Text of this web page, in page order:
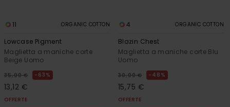
11 ORGANIC COTTON
Lowcase Pigment
Maglietta a maniche corte
Beige Uomo
35,00 € 63%
13,12 €
OFFERTE
4 ORGANIC COTTON
Blazin Chest
Maglietta a maniche corte Blu
Uomo
30,00 € 48%
15,75 €
OFFERTE